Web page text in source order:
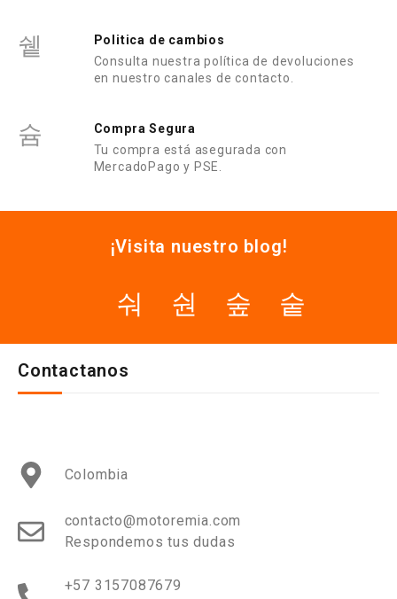
Politica de cambios
Consulta nuestra política de devoluciones
en nuestro canales de contacto.
Compra Segura
Tu compra está asegurada con
MercadoPago y PSE.
¡Visita nuestro blog!
Contactanos
Colombia
contacto@motoremia.com
Respondemos tus dudas
+57 3157087679